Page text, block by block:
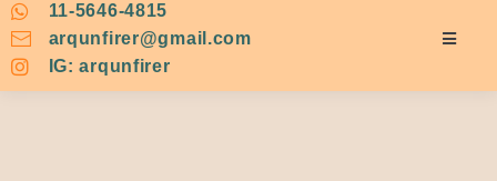
11-5646-4815
arqunfirer@gmail.com
IG: arqunfirer